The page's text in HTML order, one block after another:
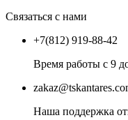
Связаться с нами
+7(812) 919-88-42
Время работы с 9
Наша поддержка